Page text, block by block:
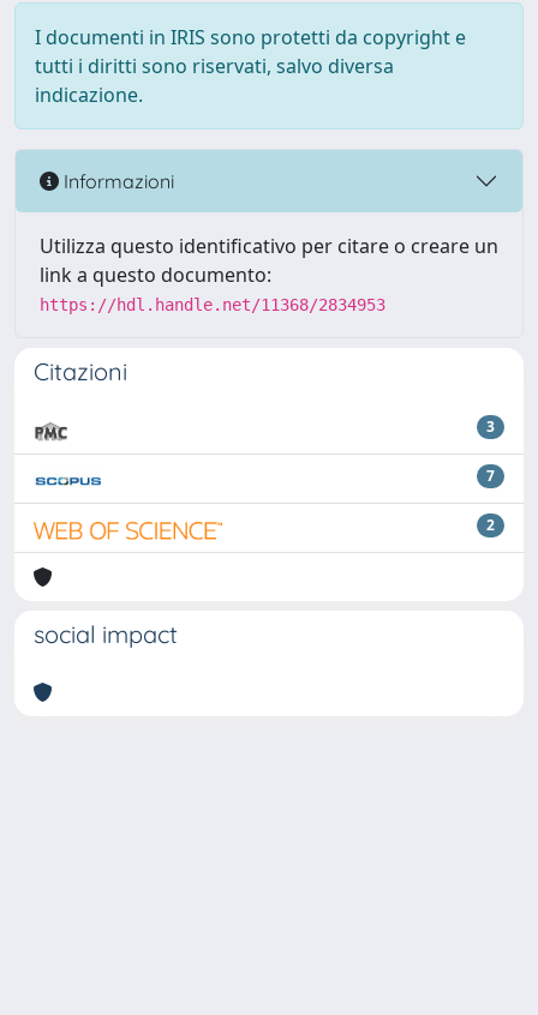
I documenti in IRIS sono protetti da copyright e
tutti i diritti sono riservati, salvo diversa
indicazione.
Informazioni
Utilizza questo identificativo per citare o creare un
link a questo documento:
https://hdl.handle.net/11368/2834953
Citazioni
3
7
2
social impact